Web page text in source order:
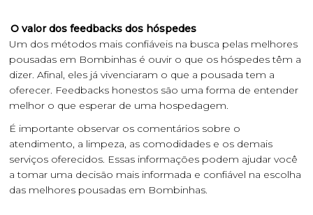
O valor dos feedbacks dos hóspedes
Um dos métodos mais confiáveis na busca pelas melhores
pousadas em Bombinhas é ouvir o que os hóspedes têm a
dizer. Afinal, eles já vivenciaram o que a pousada tem a
oferecer. Feedbacks honestos são uma forma de entender
melhor o que esperar de uma hospedagem.
É importante observar os comentários sobre o
atendimento, a limpeza, as comodidades e os demais
serviços oferecidos. Essas informações podem ajudar você
a tomar uma decisão mais informada e confiável na escolha
das melhores pousadas em Bombinhas.